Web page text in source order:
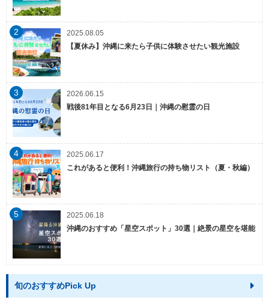
2
2025.08.05
【夏休み】沖縄に来たら子供に体験させたい観光施設
3
2026.06.15
戦後81年目となる6月23日｜沖縄の慰霊の日
4
2025.06.17
これがあると便利！沖縄旅行の持ち物リスト（夏・秋編）
5
2025.06.18
沖縄のおすすめ「星空スポット」30選｜絶景の星空を堪能
旬のおすすめPick Up